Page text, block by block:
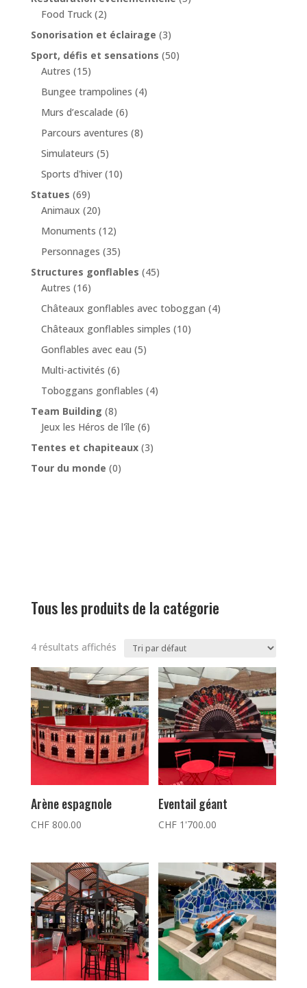
Food Truck (2)
Sonorisation et éclairage (3)
Sport, défis et sensations (50)
Autres (15)
Bungee trampolines (4)
Murs d’escalade (6)
Parcours aventures (8)
Simulateurs (5)
Sports d'hiver (10)
Statues (69)
Animaux (20)
Monuments (12)
Personnages (35)
Structures gonflables (45)
Autres (16)
Châteaux gonflables avec toboggan (4)
Châteaux gonflables simples (10)
Gonflables avec eau (5)
Multi-activités (6)
Toboggans gonflables (4)
Team Building (8)
Jeux les Héros de l'île (6)
Tentes et chapiteaux (3)
Tour du monde (0)
Tous les produits de la catégorie
4 résultats affichés
Arène espagnole
CHF800.00
Eventail géant
CHF 1'700.00